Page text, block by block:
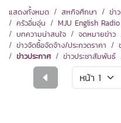
แสดงทั้งหมด สหกิจศึกษา ข่า
ครัวอิ่มอุ่น
MJU English Radio
บทความน่าสนใจ
จดหมายข่าว
ข่าวจัดซื้อจัดจ้าง/ประกวดราคา
ข่าวประกาศ
ข่าวประชาสัมพันธ์